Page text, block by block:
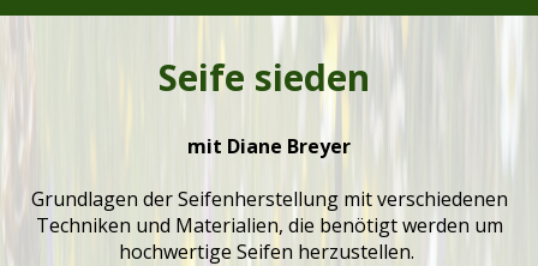
Seife sieden
mit Diane Breyer
Grundlagen der Seifenherstellung mit verschiedenen
Techniken und Materialien, die benötigt werden um
hochwertige Seifen herzustellen.